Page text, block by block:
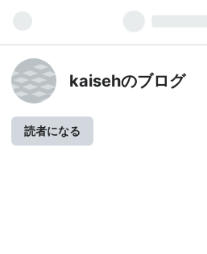
kaisehのブログ
読者になる